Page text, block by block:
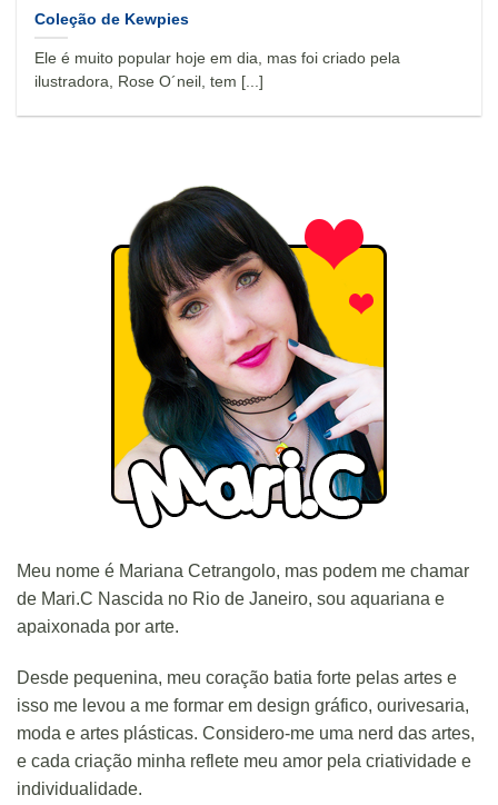
Coleção de Kewpies
Ele é muito popular hoje em dia, mas foi criado pela
ilustradora, Rose O´neil, tem [...]
Meu nome é Mariana Cetrangolo, mas podem me chamar
de Mari.C Nascida no Rio de Janeiro, sou aquariana e
apaixonada por arte.
Desde pequenina, meu coração batia forte pelas artes e
isso me levou a me formar em design gráfico, ourivesaria,
moda e artes plásticas. Considero-me uma nerd das artes,
e cada criação minha reflete meu amor pela criatividade e
individualidade.